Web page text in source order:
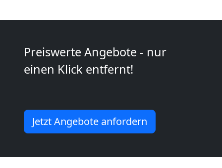
Preiswerte Angebote - nur
einen Klick entfernt!
Jetzt Angebote anfordern
Leonding
Umzug
Leonding
Mann
+